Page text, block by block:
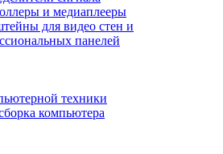
и медиаплееры
для видео стен и
панелей
техники
компьютера